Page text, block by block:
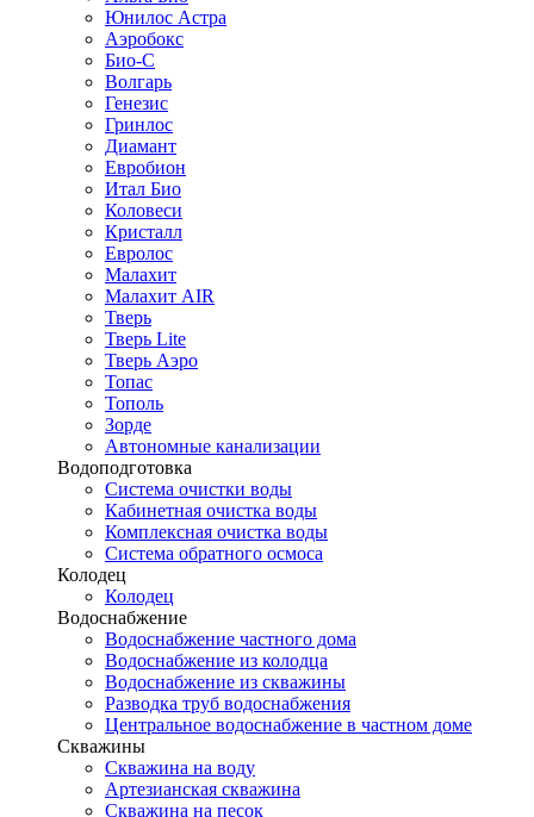
Юнилос Астра
Аэробокс
Био-С
Волгарь
Генезис
Гринлос
Диамант
Евробион
Итал Био
Коловеси
Кристалл
Евролос
Малахит
Малахит AIR
Тверь
Тверь Lite
Тверь Аэро
Топас
Тополь
Зорде
Автономные канализации
Водоподготовка
Система очистки воды
Кабинетная очистка воды
Комплексная очистка воды
Система обратного осмоса
Колодец
Колодец
Водоснабжение
Водоснабжение частного дома
Водоснабжение из колодца
Водоснабжение из скважины
Разводка труб водоснабжения
Центральное водоснабжение в частном доме
Скважины
Скважина на воду
Артезианская скважина
Скважина на песок